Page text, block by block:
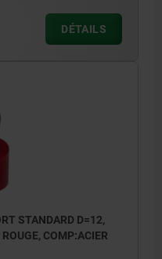
DÉTAILS
STANDARD D=12,
COMP:ACIER